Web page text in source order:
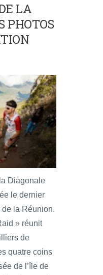
LA
PHOTOS
Diagonale
le dernier
de la Réunion.
» réunit
de
quatre coins
de l’île de